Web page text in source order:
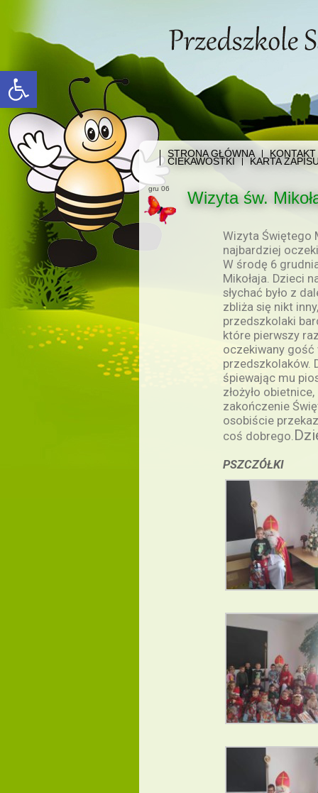
Open toolbar
STRONA GŁÓWNA
CIEKAWOSTKI KARTA
gru 06 Wizyta św.
Wizyta Świętego
najbardziej
W środę 6
Mikołaja. Dzieci
słychać było z
zbliża się nikt
przedszkolaki
które pierwszy
oczekiwany gość
przedszkolaków.
śpiewając mu
złożyło
zakończenie
osobiście
coś dobrego.
PSZCZÓŁKI